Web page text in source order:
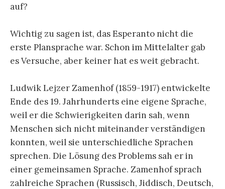
auf?
Wichtig zu sagen ist, das Esperanto nicht die
erste Plansprache war. Schon im Mittelalter gab
es Versuche, aber keiner hat es weit gebracht.
Ludwik Lejzer Zamenhof (1859-1917) entwickelte
Ende des 19. Jahrhunderts eine eigene Sprache,
weil er die Schwierigkeiten darin sah, wenn
Menschen sich nicht miteinander verständigen
konnten, weil sie unterschiedliche Sprachen
sprechen. Die Lösung des Problems sah er in
einer gemeinsamen Sprache. Zamenhof sprach
zahlreiche Sprachen (Russisch, Jiddisch, Deutsch,